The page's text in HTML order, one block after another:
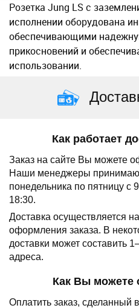
Розетка Jung LS с
исполнении оборудована
обеспечивающими
прикосновений и
использовании.
Как работает
Заказ на сайте Вы можете
Наши менеджеры
понедельника по пятницу с
18:30.
Доставка осуществляется
оформления заказа. В
доставки может составить
адреса.
Как Вы можете
Оплатить заказ, сделанный